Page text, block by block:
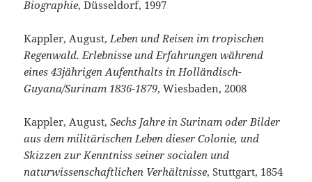
Biographie, Düsseldorf, 1997
Kappler, August, Leben und Reisen im tropischen
Regenwald. Erlebnisse und Erfahrungen während
eines 43jährigen Aufenthalts in Holländisch-
Guyana/Surinam 1836-1879, Wiesbaden, 2008
Kappler, August,Sechs Jahre in Surinam oder Bilder
aus dem militärischen Leben dieser Colonie, und
Skizzen zur Kenntniss seiner socialen und
naturwissenschaftlichen Verhältnisse, Stuttgart, 1854